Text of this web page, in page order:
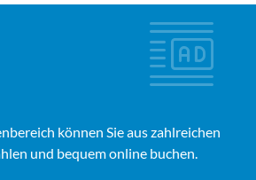
können Sie aus zahlreichen
und bequem online buchen.